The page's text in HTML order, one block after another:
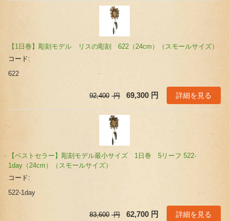
【1日巻】彫刻モデル リスの彫刻 622（24cm）（スモールサイズ）
コード:
622
92,400 円 69,300 円 詳細を見る
【ベストセラー】彫刻モデル最小サイズ 1日巻 5リーフ 522-
1day（24cm）（スモールサイズ）
コード:
522-1day
83,600 円 62,700 円 詳細を見る